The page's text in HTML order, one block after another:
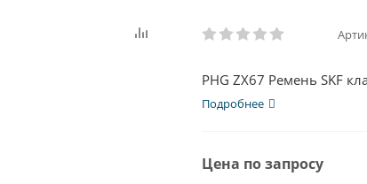
PHG ZX67 Ремень SKF
Подробнее
Цена по запросу